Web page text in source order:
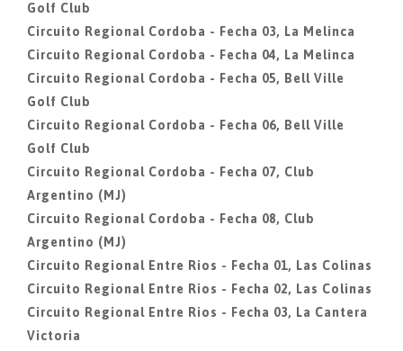
Golf Club
Circuito Regional Cordoba - Fecha 03, La Melinca
Circuito Regional Cordoba - Fecha 04, La Melinca
Circuito Regional Cordoba - Fecha 05, Bell Ville
Golf Club
Circuito Regional Cordoba - Fecha 06, Bell Ville
Golf Club
Circuito Regional Cordoba - Fecha 07, Club
Argentino (MJ)
Circuito Regional Cordoba - Fecha 08, Club
Argentino (MJ)
Circuito Regional Entre Rios - Fecha 01, Las Colinas
Circuito Regional Entre Rios - Fecha 02, Las Colinas
Circuito Regional Entre Rios - Fecha 03, La Cantera
Victoria